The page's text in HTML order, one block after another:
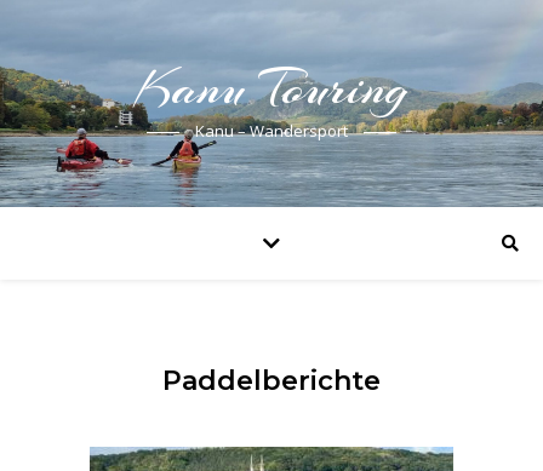
Kanu Touring
Kanu – Wandersport
Paddelberichte